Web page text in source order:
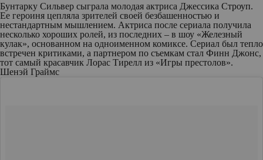
Бунтарку Сильвер сыграла молодая актриса Джессика Строуп.
Ее героиня цепляла зрителей своей безбашенностью и
нестандартным мышлением. Актриса после сериала получила
несколько хороших ролей, из последних – в шоу «Железный
кулак», основанном на одноименном комиксе. Сериал был тепло
встречен критиками, а партнером по съемкам стал Финн Джонс,
тот самый красавчик Лорас Тирелл из «Игры престолов».
Шенэй Граймс